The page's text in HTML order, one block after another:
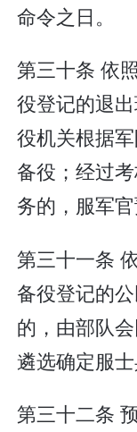
命令之日。
第三十条 依
役登记的退
役机关根据
备役；经过
务的，服军官
第三十一条
备役登记的
的，由部队
遴选确定服士
第三十二条